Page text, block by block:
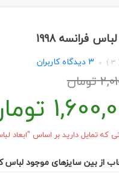
فرانسه 1998
(
3 دیدگاه کاربران
تومان
که تمایل دارید بر اساس "ابعاد
از بین سایزهای موجود